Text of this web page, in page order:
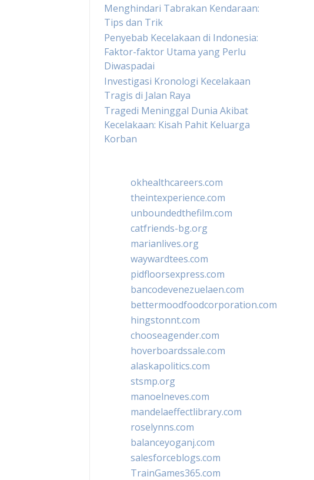
Menghindari Tabrakan Kendaraan:
Tips dan Trik
Penyebab Kecelakaan di Indonesia:
Faktor-faktor Utama yang Perlu
Diwaspadai
Investigasi Kronologi Kecelakaan
Tragis di Jalan Raya
Tragedi Meninggal Dunia Akibat
Kecelakaan: Kisah Pahit Keluarga
Korban
okhealthcareers.com
theintexperience.com
unboundedthefilm.com
catfriends-bg.org
marianlives.org
waywardtees.com
pidfloorsexpress.com
bancodevenezuelaen.com
bettermoodfoodcorporation.com
hingstonnt.com
chooseagender.com
hoverboardssale.com
alaskapolitics.com
stsmp.org
manoelneves.com
mandelaeffectlibrary.com
roselynns.com
balanceyoganj.com
salesforceblogs.com
TrainGames365.com